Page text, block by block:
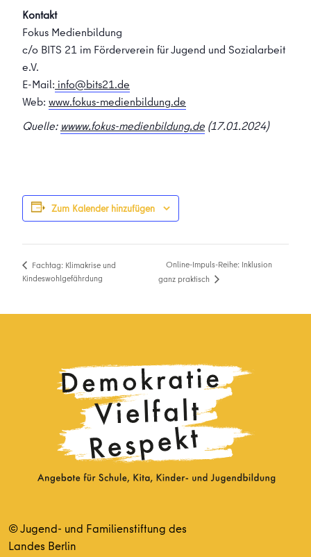
Kontakt
Fokus Medienbildung
c/o BITS 21 im Förderverein für Jugend und Sozialarbeit
e.V.
E-Mail: info@bits21.de
Web: www.fokus-medienbildung.de
Quelle: wwww.fokus-medienbildung.de (17.01.2024)
Zum Kalender hinzufügen
Fachtag: Klimakrise und
Kindeswohlgefährdung
Online-Impuls-Reihe: Inklusion
ganz praktisch
© Jugend- und Familienstiftung des
Landes Berlin